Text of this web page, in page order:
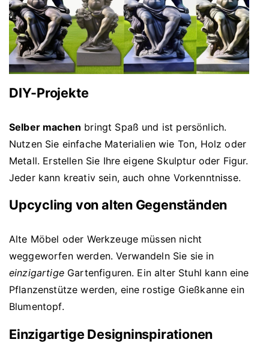
DIY-Projekte
Selber machen bringt Spaß und ist persönlich.
Nutzen Sie einfache Materialien wie Ton, Holz oder
Metall. Erstellen Sie Ihre eigene Skulptur oder Figur.
Jeder kann kreativ sein, auch ohne Vorkenntnisse.
Upcycling von alten Gegenständen
Alte Möbel oder Werkzeuge müssen nicht
weggeworfen werden. Verwandeln Sie sie in
einzigartigeGartenfiguren. Ein alter Stuhl kann eine
Pflanzenstütze werden, eine rostige Gießkanne ein
Blumentopf.
Einzigartige Designinspirationen